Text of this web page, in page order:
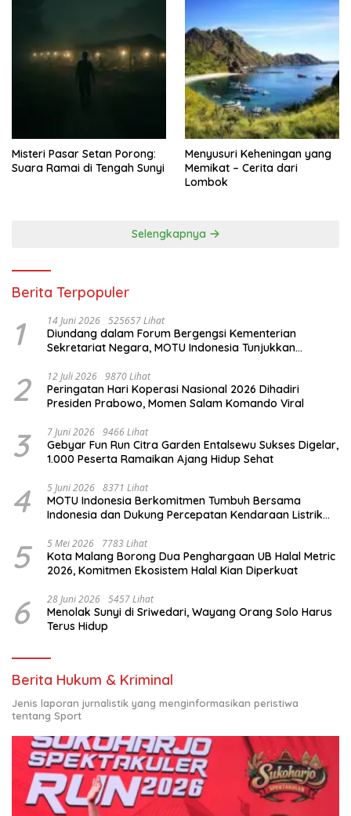
Misteri Pasar Setan Porong:
Suara Ramai di Tengah Sunyi
Menyusuri Keheningan yang
Memikat – Cerita dari
Lombok
Selengkapnya
Berita Terpopuler
1 14 Juni 2026 525657 Lihat
Diundang dalam Forum Bergengsi Kementerian
Sekretariat Negara, MOTU Indonesia Tunjukkan
2 12 Juli 2026 9870 Lihat
Peringatan Hari Koperasi Nasional 2026 Dihadiri
Presiden Prabowo, Momen Salam Komando Viral
3 7 Juni 2026 9466 Lihat
Gebyar Fun Run Citra Garden Entalsewu Sukses Digelar,
1.000 Peserta Ramaikan Ajang Hidup Sehat
4 5 Juni 2026 8371 Lihat
MOTU Indonesia Berkomitmen Tumbuh Bersama
Indonesia dan Dukung Percepatan Kendaraan Listrik
5 5 Mei 2026 7783 Lihat
Kota Malang Borong Dua Penghargaan UB Halal Metric
2026, Komitmen Ekosistem Halal Kian Diperkuat
6 28 Juni 2026 5457 Lihat
Menolak Sunyi di Sriwedari, Wayang Orang Solo Harus
Terus Hidup
Berita Hukum & Kriminal
Jenis laporan jurnalistik yang menginformasikan peristiwa
tentang Sport